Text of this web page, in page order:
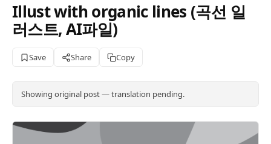
Illust with organic lines (곡선 일
러스트, AI파일)
Save Share Copy
Showing original post — translation pending.